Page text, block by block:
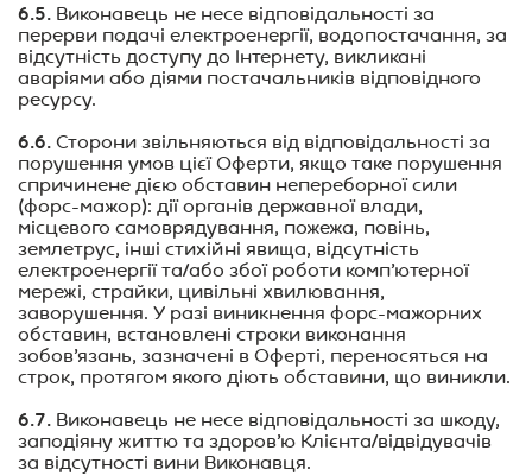
6.5. Виконавець не несе відповідальності за
перерви подачі електроенергії, водопостачання, за
відсутність доступу до Інтернету, викликані
аваріями або діями постачальників відповідного
ресурсу.
6.6. Сторони звільняються від відповідальності за
порушення умов цієї Оферти, якщо таке порушення
спричинене дією обставин непереборної сили
(форс-мажор): дії органів державної влади,
місцевого самоврядування, пожежа, повінь,
землетрус, інші стихійні явища, відсутність
електроенергії та/або збої роботи комп’ютерної
мережі, страйки, цивільні хвилювання,
заворушення. У разі виникнення форс-мажорних
обставин, встановлені строки виконання
зобов’язань, зазначені в Оферті, переносяться на
строк, протягом якого діють обставини, що виникли.
6.7. Виконавець не несе відповідальності за шкоду,
заподіяну життю та здоров’ю Клієнта/відвідувачів
за відсутності вини Виконавця.